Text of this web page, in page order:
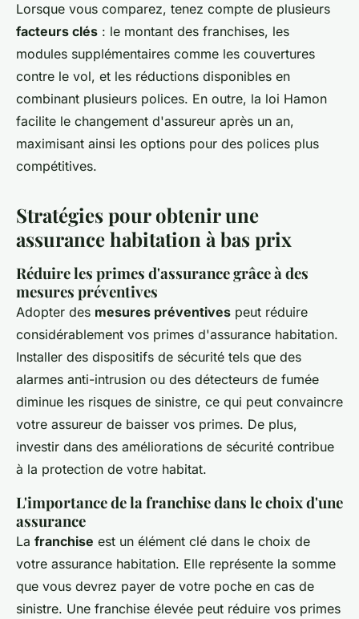
Lorsque vous comparez, tenez compte de plusieurs
facteurs clés : le montant des franchises, les
modules supplémentaires comme les couvertures
contre le vol, et les réductions disponibles en
combinant plusieurs polices. En outre, la loi Hamon
facilite le changement d'assureur après un an,
maximisant ainsi les options pour des polices plus
compétitives.
Stratégies pour obtenir une
assurance habitation à bas prix
Réduire les primes d'assurance grâce à des
mesures préventives
Adopter des mesures préventives peut réduire
considérablement vos primes d'assurance habitation.
Installer des dispositifs de sécurité tels que des
alarmes anti-intrusion ou des détecteurs de fumée
diminue les risques de sinistre, ce qui peut convaincre
votre assureur de baisser vos primes. De plus,
investir dans des améliorations de sécurité contribue
à la protection de votre habitat.
L'importance de la franchise dans le choix d'une
assurance
La franchise est un élément clé dans le choix de
votre assurance habitation. Elle représente la somme
que vous devrez payer de votre poche en cas de
sinistre. Une franchise élevée peut réduire vos primes